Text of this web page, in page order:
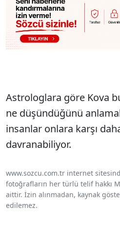
Astrologlara göre Kova
ne düşündüğünü
insanlar onlara karşı
davranabiliyor.
www.sozcu.com.tr internet
fotoğrafların her türlü telif hakkı
aittir. İzin alınmadan, kaynak
edilemez.